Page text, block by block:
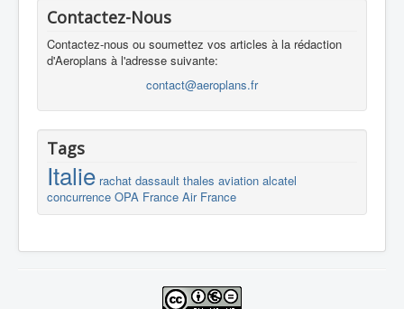
Contactez-Nous
Contactez-nous ou soumettez vos articles à la rédaction
d'Aeroplans à l'adresse suivante:
contact@aeroplans.fr
Tags
Italie rachat dassault thales aviation alcatel
concurrence OPA France Air France